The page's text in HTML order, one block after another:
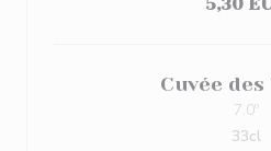
Cuvée
7.0º
33cl